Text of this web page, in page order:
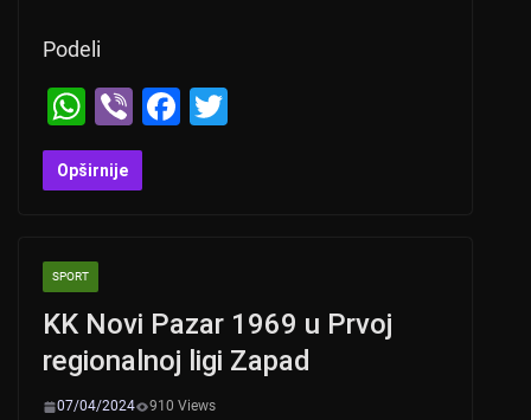
Podeli
W
h
at
A
p
p
Vi
b
er
F
o
k
Opširnije
SPORT
KK Novi Pazar 1969 u Prvoj
regionalnoj ligi Zapad
07/04/2024
910 Views